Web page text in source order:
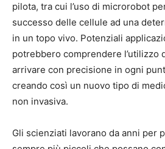
pilota, tra cui l’uso di microrobot
successo delle cellule ad una
in un topo vivo. Potenziali
potrebbero comprendere l’utilizzo
arrivare con precisione in ogni
creando così un nuovo tipo di
non invasiva.
Gli scienziati lavorano da anni per